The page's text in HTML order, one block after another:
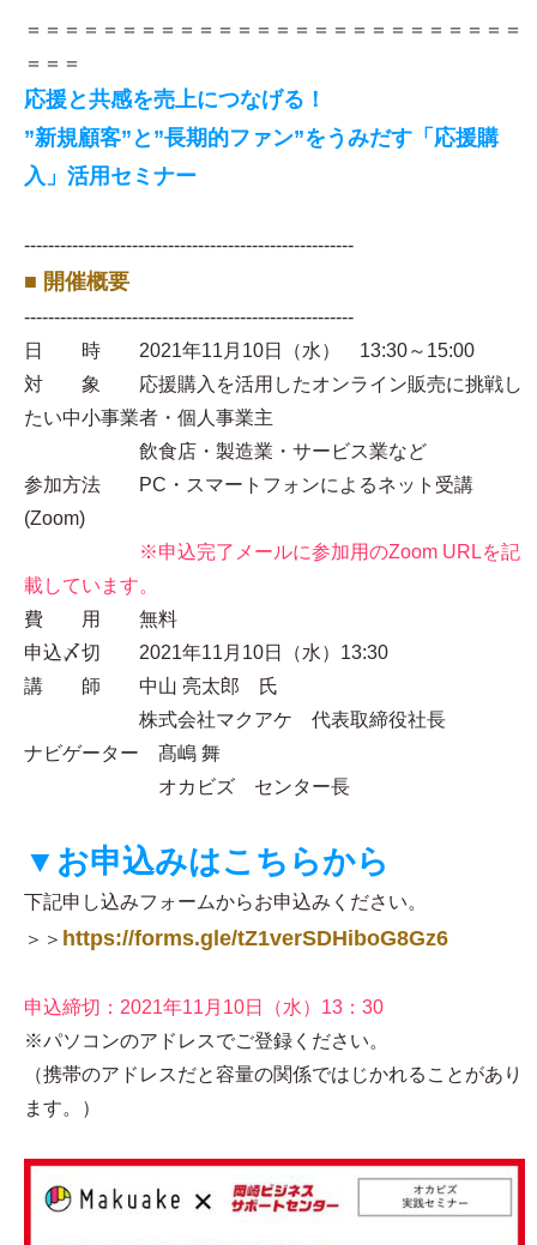
＝＝＝＝＝＝＝＝＝＝＝＝＝＝＝＝＝＝＝＝＝＝＝＝＝＝
＝＝＝
応援と共感を売上につなげる！
”新規顧客”と”長期的ファン”をうみだす「応援購
入」活用セミナー
-------------------------------------------------------
■ 開催概要
-------------------------------------------------------
日 時 2021年11月10日（水） 13:30～15:00
対 象 応援購入を活用したオンライン販売に挑戦し
たい中小事業者・個人事業主
飲食店・製造業・サービス業など
参加方法 PC・スマートフォンによるネット受講
(Zoom)
※申込完了メールに参加用のZoom URLを記
載しています。
費 用 無料
申込〆切 2021年11月10日（水）13:30
講 師 中山 亮太郎 氏
株式会社マクアケ 代表取締役社長
ナビゲーター 髙嶋 舞
オカビズ センター長
▼お申込みはこちらから
下記申し込みフォームからお申込みください。
＞＞ https://forms.gle/tZ1verSDHiboG8Gz6
申込締切：2021年11月10日（水）13：30
※パソコンのアドレスでご登録ください。
（携帯のアドレスだと容量の関係ではじかれることがあり
ます。）